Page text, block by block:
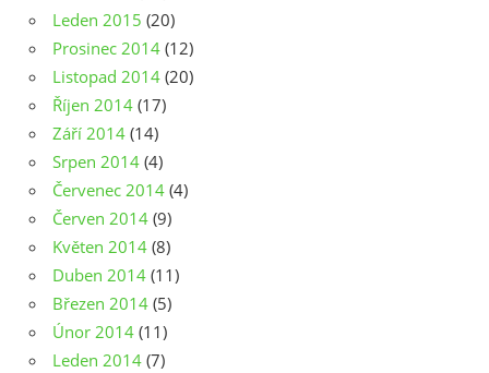
Leden 2015 (20)
Prosinec 2014 (12)
Listopad 2014 (20)
Říjen 2014 (17)
Září 2014 (14)
Srpen 2014 (4)
Červenec 2014 (4)
Červen 2014 (9)
Květen 2014 (8)
Duben 2014 (11)
Březen 2014 (5)
Únor 2014 (11)
Leden 2014 (7)